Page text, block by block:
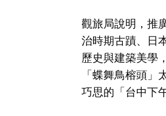
觀旅局說明，推
治時期古蹟、日
歷史與建築美學
「蝶舞鳥榕頭
巧思的「台中下